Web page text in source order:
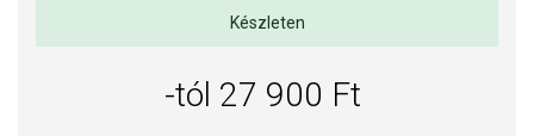
Készleten
-tól 27 900 Ft